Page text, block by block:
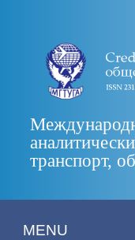
транспорт,
MENU